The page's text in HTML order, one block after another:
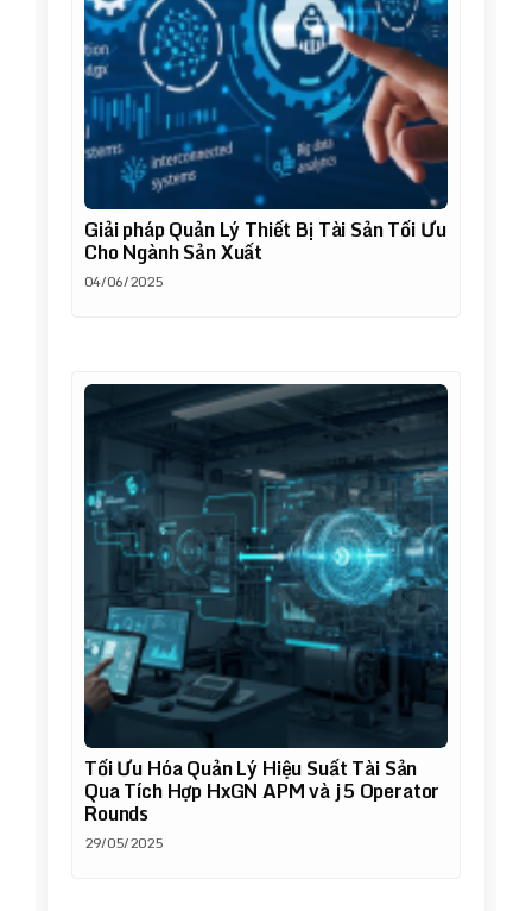
Giải pháp Quản Lý Thiết Bị Tài Sản Tối Ưu
Cho Ngành Sản Xuất
04/06/2025
Tối Ưu Hóa Quản Lý Hiệu Suất Tài Sản
Qua Tích Hợp HxGN APM và j5 Operator
Rounds
29/05/2025